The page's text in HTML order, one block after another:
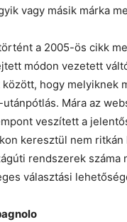
vagy másik márka
a 2005-ös cikk
módon vezetett
hogy melyiknek
Mára az
veszített a
keresztül nem
rendszerek
választási